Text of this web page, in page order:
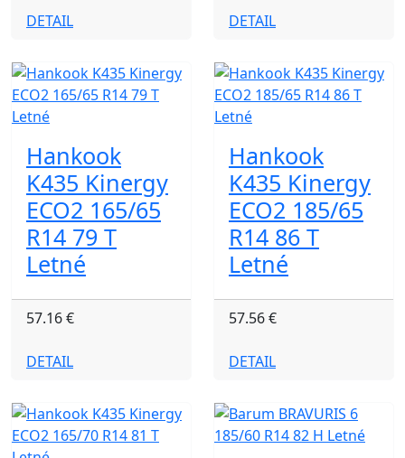
DETAIL DETAIL
Hankook
K435 Kinergy
ECO2 165/65
R14 79 T
Letné
57.16 €
DETAIL
Hankook
K435 Kinergy
ECO2 185/65
R14 86 T
Letné
57.56 €
DETAIL